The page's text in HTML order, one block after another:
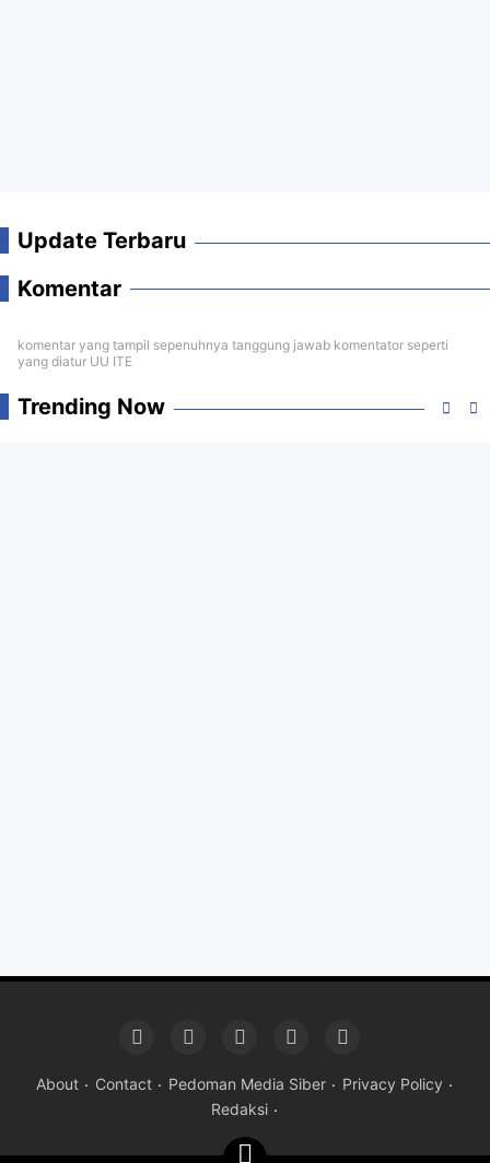
Update Terbaru
Komentar
komentar yang tampil sepenuhnya tanggung jawab komentator seperti
yang diatur UU ITE
Trending Now
About Contact Pedoman Media Siber
Privacy Policy
Redaksi